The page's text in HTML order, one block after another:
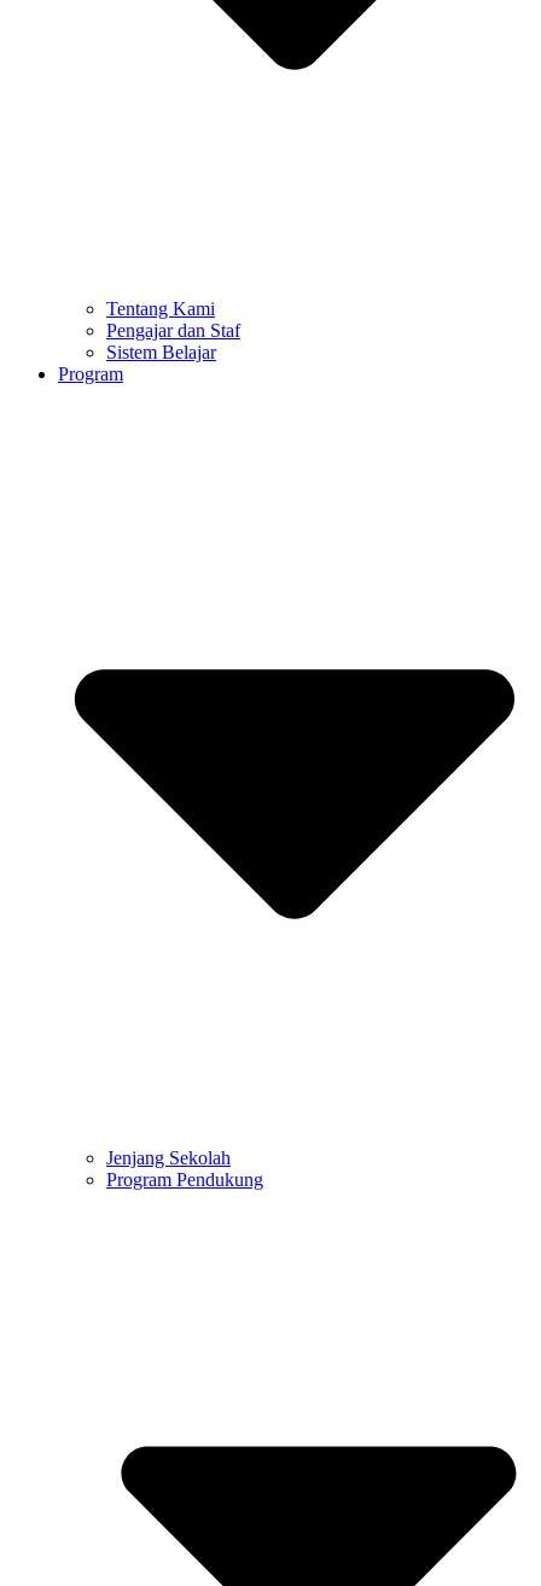
Tentang Kami
Pengajar dan Staf
Sistem Belajar
Program
Jenjang Sekolah
Program Pendukung